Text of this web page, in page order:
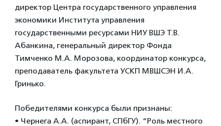
директор Центра государственного управления
экономики Института управления
государственными ресурсами НИУ ВШЭ Т.В.
Абанкина, генеральный директор Фонда
Тимченко М.А. Морозова, координатор конкурса,
преподаватель факультета УСКП МВШСЭН И.А.
Гринько.
Победителями конкурса были признаны:
• Чернега А.А. (аспирант, СПбГУ). “Роль местного